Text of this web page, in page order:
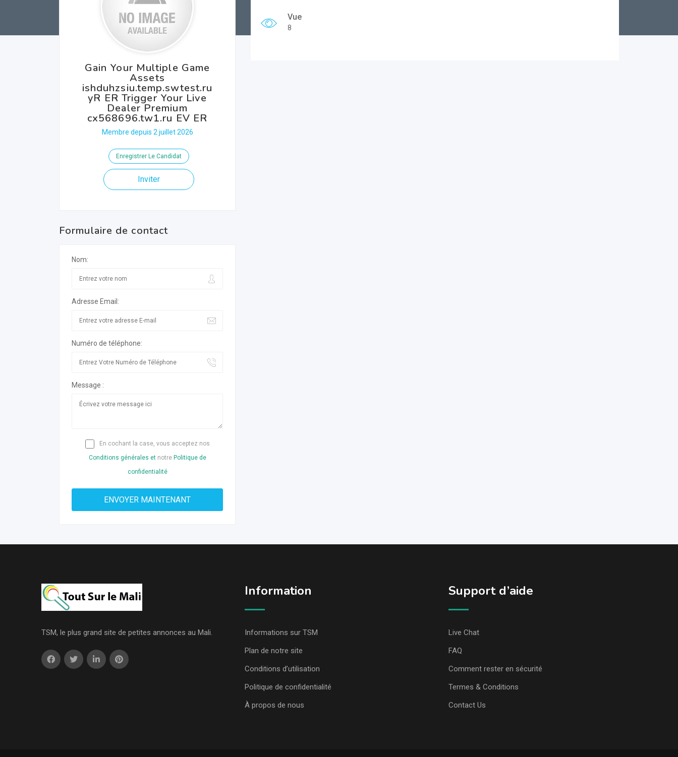
Gain Your Multiple Game
Assets
ishduhzsiu.temp.swtest.ru
yR ER Trigger Your Live
Dealer Premium
cx568696.tw1.ru EV ER
Membre depuis 2 juillet 2026
Enregistrer Le Candidat
Inviter
Formulaire de contact
Nom:
Adresse Email:
Numéro de téléphone:
Message :
En cochant la case, vous acceptez nos
Conditions générales etnotre Politique de
confidentialité
Vue
8
TSM, le plus grand site de petites annonces au Mali.
Information
Informations sur TSM
Plan de notre site
Conditions d’utilisation
Politique de confidentialité
À propos de nous
Support d’aide
Live Chat
FAQ
Comment rester en sécurité
Termes & Conditions
Contact Us